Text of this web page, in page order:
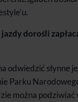
dorośli
odwiedzić słynne
Parku
można podziwiać